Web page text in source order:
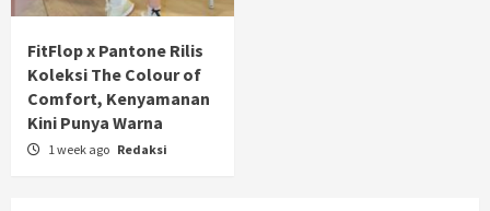
FitFlop x Pantone Rilis
Koleksi The Colour of
Comfort, Kenyamanan
Kini Punya Warna
1 week ago Redaksi